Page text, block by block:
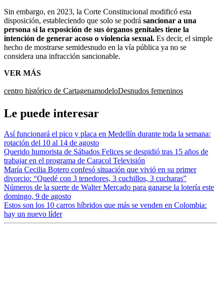
Sin embargo, en 2023, la Corte Constitucional modificó esta
disposición, estableciendo que solo se podrá sancionar a una
persona si la exposición de sus órganos genitales tiene la
intención de generar acoso o violencia sexual. Es decir, el simple
hecho de mostrarse semidesnudo en la vía pública ya no se
considera una infracción sancionable.
VER MÁS
centro histórico de CartagenamodeloDesnudos femeninos
Le puede interesar
Así funcionará el pico y placa en Medellín durante toda la semana:
rotación del 10 al 14 de agosto
Querido humorista de Sábados Felices se despidió tras 15 años de
trabajar en el programa de Caracol Televisión
María Cecilia Botero confesó situación que vivió en su primer
divorcio: “Quedé con 3 tenedores, 3 cuchillos, 3 cucharas”
Números de la suerte de Walter Mercado para ganarse la lotería este
domingo, 9 de agosto
Estos son los 10 carros híbridos que más se venden en Colombia:
hay un nuevo líder